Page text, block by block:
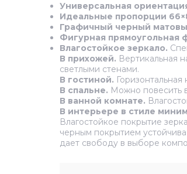
Универсальная
Идеальные пропорции
Графичный черный
Фигурная прямоугольная
Влагостойкое зеркало.
В прихожей. Вертикальная
светлыми стенами.
В гостиной.
В спальне. Можно повесить
В ванной комнате.
В интерьере в стиле
Влагостойкое покрытие
черным покрытием
дает свободу в выборе